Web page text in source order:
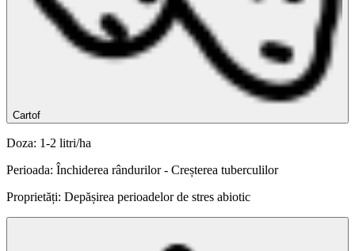
Cartof
Doza: 1-2 litri/ha
Perioada: Închiderea rândurilor - Creșterea tuberculilor
Proprietăți: Depășirea perioadelor de stres abiotic